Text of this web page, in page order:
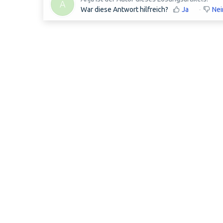
A
War diese Antwort hilfreich?
Ja